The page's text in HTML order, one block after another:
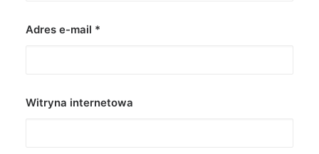
Adres e-mail *
Witryna internetowa